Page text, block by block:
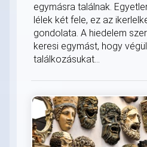
egymásra találnak.
lélek két fele, ez az
gondolata. A hiedelem
keresi egymást, hogy
találkozásukat...